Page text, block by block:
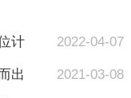
计 2022-04-07
出 2021-03-08